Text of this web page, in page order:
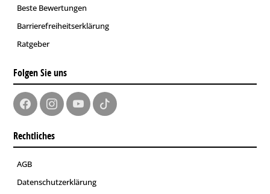
Beste Bewertungen
Barrierefreiheitserklärung
Ratgeber
Folgen Sie uns
Rechtliches
AGB
Datenschutzerklärung